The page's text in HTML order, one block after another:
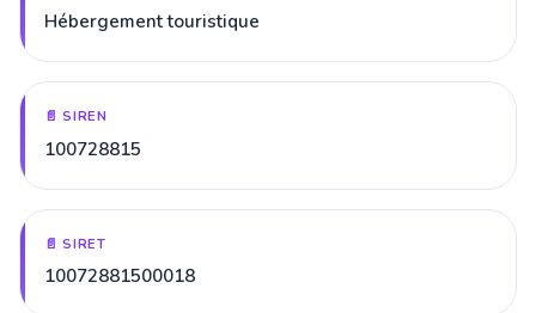
Hébergement touristique
📄 SIREN
100728815
📄 SIRET
10072881500018